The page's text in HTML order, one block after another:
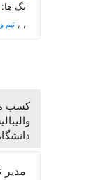
تگ
,تیم ,
کسب
مدیر